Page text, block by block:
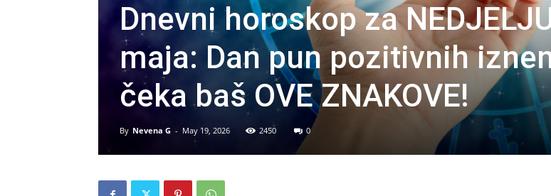
Dnevni horoskop za
maja: Dan pun pozitivnih
čeka baš OVE ZNAKOVE!
By Nevena G - May 19, 2026 2450 0